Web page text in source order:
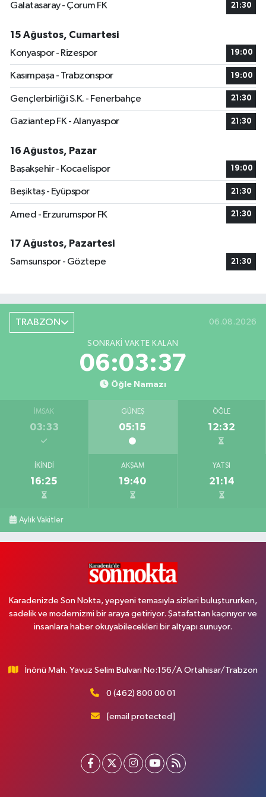
Galatasaray - Çorum FK
21:30
15 Ağustos, Cumartesi
Konyaspor - Rizespor
19:00
Kasımpaşa - Trabzonspor 19:00
Gençlerbirliği S.K. - Fenerbahçe 21:30
Gaziantep FK - Alanyaspor 21:30
16 Ağustos, Pazar
Başakşehir - Kocaelispor
19:00
Beşiktaş - Eyüpspor 21:30
Amed - Erzurumspor FK 21:30
17 Ağustos, Pazartesi
Samsunspor - Göztepe
21:30
TRABZON 06.08.2026
SONRAKI VAKTE KALAN
06:03:36
Öğle Namazı
İMSAK
03:33
GÜNEŞ
05:15
ÖĞLE
12:32
İKINDI
16:25
AKŞAM
19:40
YATSI
21:14
Aylık Vakitler
Karadenizde Son Nokta, yepyeni temasıyla sizleri buluştururken,
sadelik ve modernizmi bir araya getiriyor. Şatafattan kaçınıyor ve
insanlara haber okuyabilecekleri bir altyapı sunuyor.
İnönü Mah. Yavuz Selim Bulvarı No:156/A Ortahisar/Trabzon
0 (462) 800 00 01
[email protected]